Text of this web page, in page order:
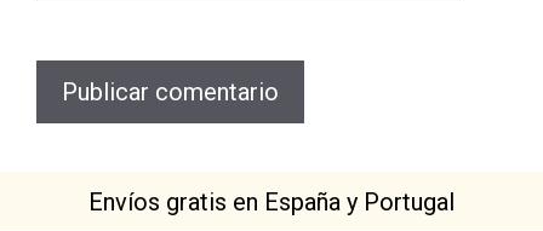
Envíos gratis en España y Portugal